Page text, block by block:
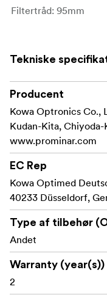
Filtertråd: 95mm
Tekniske
Producent
Kowa Optronics Co.,
Kudan-Kita, Chiyoda-
www.prominar.com
EC Rep
Kowa Optimed
40233 Düsseldorf,
Type af tilbehør
Andet
Warranty (year(s))
2